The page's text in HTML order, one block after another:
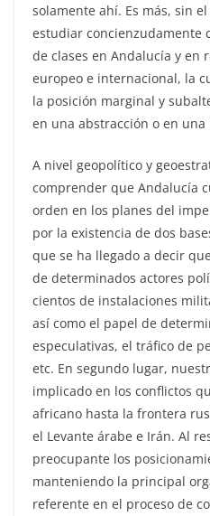
solamente ahí. Es más, sin
estudiar concienzudamente
de clases en Andalucía y en
europeo e internacional, la
la posición marginal y
en una abstracción o en una
A nivel geopolítico y
comprender que Andalucía
orden en los planes del
por la existencia de dos
que se ha llegado a decir
de determinados actores
cientos de instalaciones
así como el papel de
especulativas, el tráfico de
etc. En segundo lugar,
implicado en los conflictos
africano hasta la frontera
el Levante árabe e Irán. Al
preocupante los
manteniendo la principal
referente en el proceso de